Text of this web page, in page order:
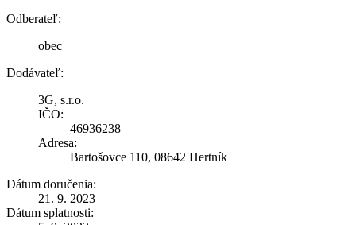
Odberateľ:
obec
Dodávateľ:
3G, s.r.o.
IČO:
46936238
Adresa:
Bartošovce 110, 08642 Hertník
Dátum doručenia:
21. 9. 2023
Dátum splatnosti: